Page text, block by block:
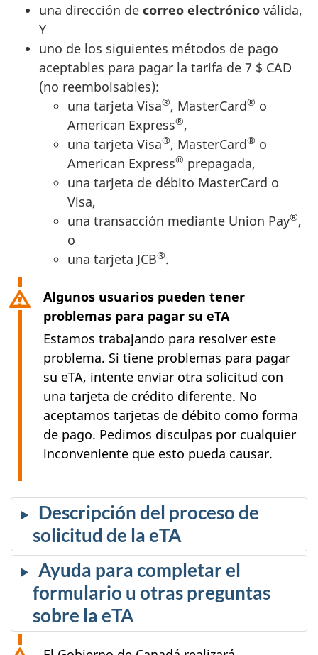
una dirección de correo electrónico válida,
Y
uno de los siguientes métodos de pago
aceptables para pagar la tarifa de 7 $ CAD
(no reembolsables):
una tarjeta Visa®, MasterCard® o
American Express®,
una tarjeta Visa®, MasterCard® o
American Express® prepagada,
una tarjeta de débito MasterCard o
Visa,
una transacción mediante Union Pay®,
o
una tarjeta JCB®.
Algunos usuarios pueden tener
problemas para pagar su eTA
Estamos trabajando para resolver este
problema. Si tiene problemas para pagar
su eTA, intente enviar otra solicitud con
una tarjeta de crédito diferente. No
aceptamos tarjetas de débito como forma
de pago. Pedimos disculpas por cualquier
inconveniente que esto pueda causar.
Descripción del proceso de
solicitud de la eTA
Ayuda para completar el
formulario u otras preguntas
sobre la eTA